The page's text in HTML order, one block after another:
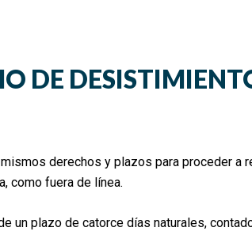
DE
mismos derechos y plazos para proceder
como fuera de línea.
un plazo de catorce días naturales,